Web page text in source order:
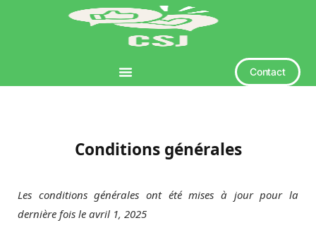
Contact
Conditions générales
Les conditions générales ont été mises à jour pour la
dernière fois le avril 1, 2025